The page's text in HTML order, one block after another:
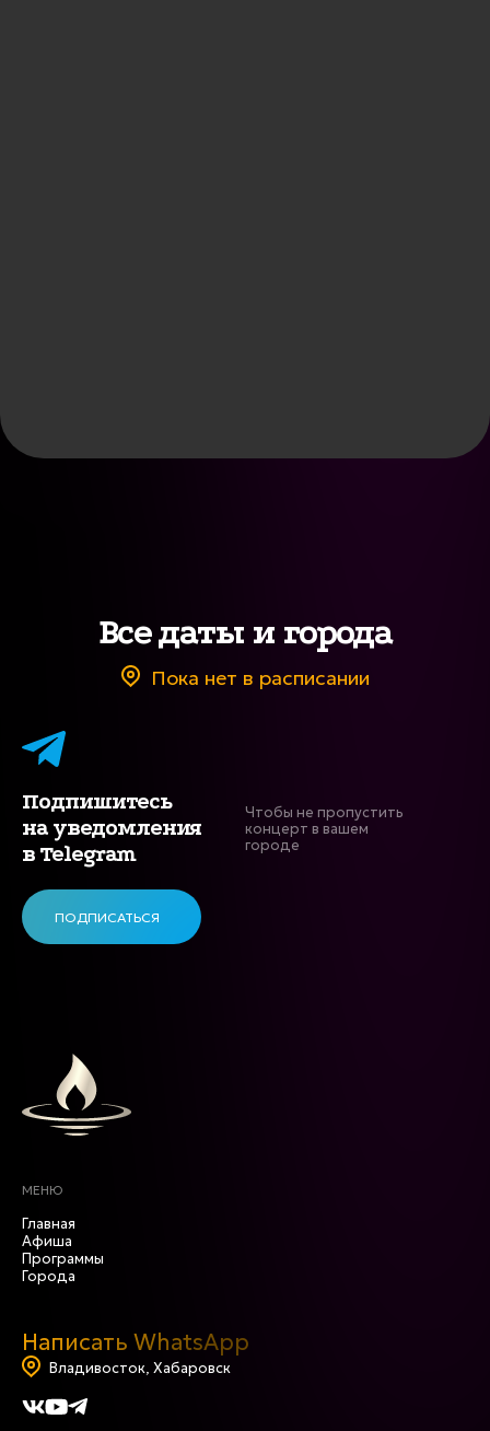
Все даты и города
Пока нет в расписании
Подпишитесь
на уведомления
в Telegram
Чтобы не пропустить
концерт в вашем
городе
ПОДПИСАТЬСЯ
МЕНЮ
Главная
Афиша
Программы
Города
Написать WhatsApp
Владивосток, Хабаровск